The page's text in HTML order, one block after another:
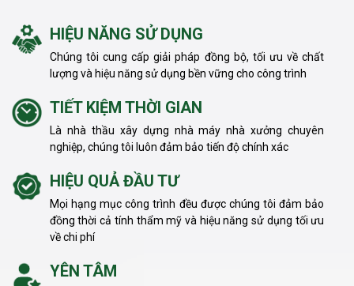
HIỆU NĂNG SỬ DỤNG
Chúng tôi cung cấp giải pháp đồng bộ, tối ưu về chất
lượng và hiệu năng sử dụng bền vững cho công trình
TIẾT KIỆM THỜI GIAN
Là nhà thầu xây dựng nhà máy nhà xưởng chuyên
nghiệp, chúng tôi luôn đảm bảo tiến độ chính xác
HIỆU QUẢ ĐẦU TƯ
Mọi hạng mục công trình đều được chúng tôi đảm bảo
đồng thời cả tính thẩm mỹ và hiệu năng sử dụng tối ưu
về chi phí
YÊN TÂM